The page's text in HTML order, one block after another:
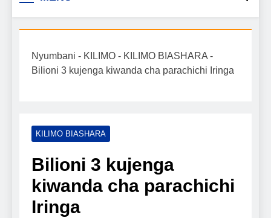
Tanzania
kilimo, mitindo, na burudani kwa Kiswahili,
mafanikio yako.
Nyumbani - KILIMO - KILIMO BIASHARA -
Bilioni 3 kujenga kiwanda cha parachichi Iringa
KILIMO BIASHARA
Bilioni 3 kujenga
kiwanda cha parachichi
Iringa